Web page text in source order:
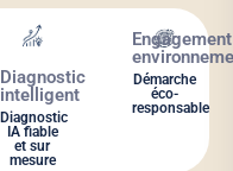
Diagnostic
intelligent
Diagnostic
IA fiable
et sur
mesure
Engagement
Démarche
éco-
responsable